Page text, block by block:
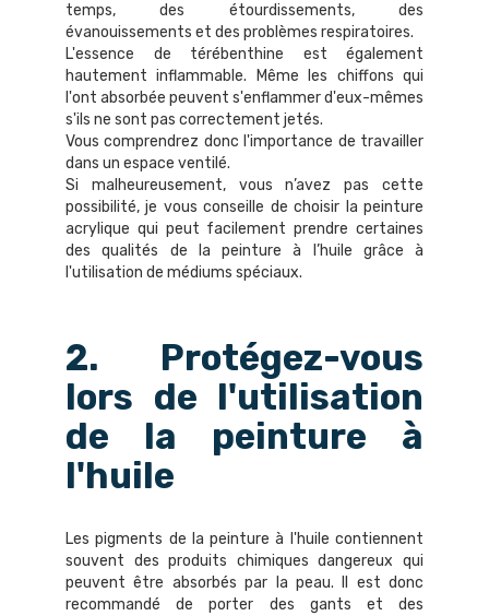
temps, des étourdissements, des
évanouissements et des problèmes respiratoires.
L'essence de térébenthine est également
hautement inflammable. Même les chiffons qui
l'ont absorbée peuvent s'enflammer d'eux-mêmes
s'ils ne sont pas correctement jetés.
Vous comprendrez donc l'importance de travailler
dans un espace ventilé.
Si malheureusement, vous n’avez pas cette
possibilité, je vous conseille de choisir la peinture
acrylique qui peut facilement prendre certaines
des qualités de la peinture à l’huile grâce à
l'utilisation de médiums spéciaux.
2. Protégez-vous
lors de l'utilisation
de la peinture à
l'huile
Les pigments de la peinture à l'huile contiennent
souvent des produits chimiques dangereux qui
peuvent être absorbés par la peau. Il est donc
recommandé de porter des gants et des